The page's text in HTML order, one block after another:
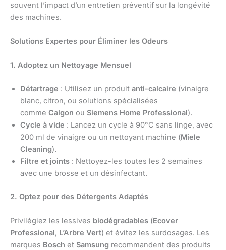
souvent l’impact d’un entretien préventif sur la longévité
des machines.
Solutions Expertes pour Éliminer les Odeurs
1. Adoptez un Nettoyage Mensuel
Détartrage : Utilisez un produit anti-calcaire (vinaigre
blanc, citron, ou solutions spécialisées
comme Calgon ou Siemens Home Professional).
Cycle à vide : Lancez un cycle à 90°C sans linge, avec
200 ml de vinaigre ou un nettoyant machine (Miele
Cleaning).
Filtre et joints : Nettoyez-les toutes les 2 semaines
avec une brosse et un désinfectant.
2. Optez pour des Détergents Adaptés
Privilégiez les lessives biodégradables (Ecover
Professional, L’Arbre Vert) et évitez les surdosages. Les
marques Bosch et Samsung recommandent des produits